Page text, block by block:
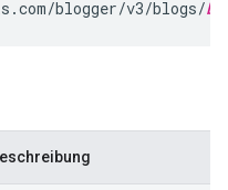
blogger/v3/blogs/